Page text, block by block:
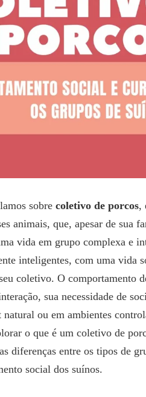
sobre coletivo de porcos,
animais, que, apesar de sua
vida em grupo complexa e
inteligentes, com uma vida
coletivo. O comportamento
sua necessidade de
natural ou em ambientes
o que é um coletivo de
diferenças entre os tipos de
social dos suínos.